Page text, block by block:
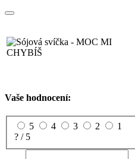
Vaše hodnocení:
5 4 3 2
1
? / 5